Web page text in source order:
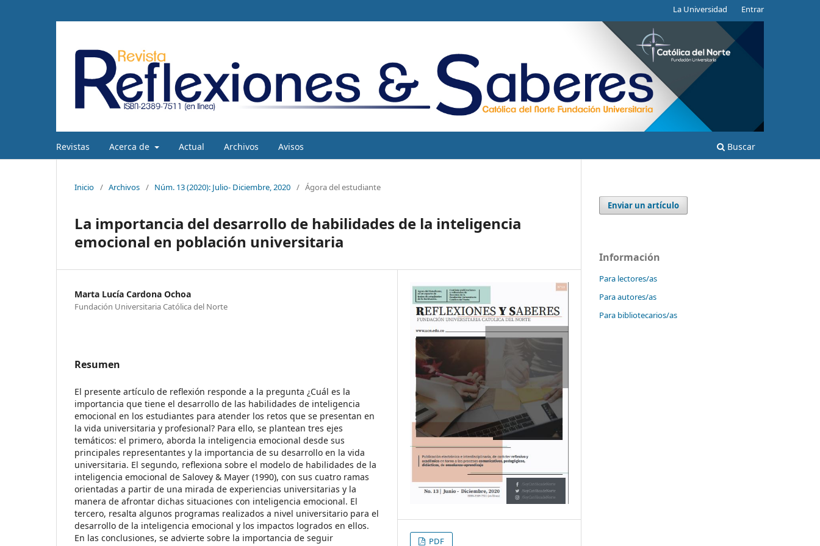
Revistas Acerca de Actual Archivos Avisos Buscar
La Universidad Entrar
Inicio / Archivos / Núm. 13 (2020): Julio- Diciembre, 2020 / Ágora del estudiante
La importancia del desarrollo de habilidades de la inteligencia
emocional en población universitaria
Marta Lucía Cardona Ochoa
Fundación Universitaria Católica del Norte
Resumen
El presente artículo de reflexión responde a la pregunta ¿Cuál es la
importancia que tiene el desarrollo de las habilidades de inteligencia
emocional en los estudiantes para atender los retos que se presentan en
la vida universitaria y profesional? Para ello, se plantean tres ejes
temáticos: el primero, aborda la inteligencia emocional desde sus
principales representantes y la importancia de su desarrollo en la vida
universitaria. El segundo, reflexiona sobre el modelo de habilidades de la
inteligencia emocional de Salovey & Mayer (1990), con sus cuatro ramas
orientadas a partir de una mirada de experiencias universitarias y la
manera de afrontar dichas situaciones con inteligencia emocional. El
tercero, resalta algunos programas realizados a nivel universitario para el
desarrollo de la inteligencia emocional y los impactos logrados en ellos.
En las conclusiones, se advierte sobre la importancia de seguir
PDF
Enviar un artículo
Información
Para lectores/as
Para autores/as
Para bibliotecarios/as